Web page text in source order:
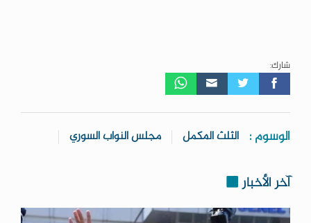
شارك:
الوسوم : الثلث المكمل مجلس النواب السوري
آخر الأخبار